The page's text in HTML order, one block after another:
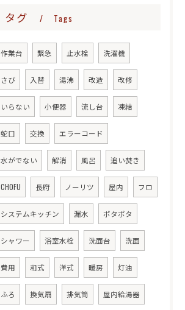
タグ Tags
作業台 緊急 止水栓 洗濯機
さび 入替 湯沸 改造 改修
いらない 小便器 流し台 凍結
蛇口 交換 エラーコード
水がでない 解消 風呂 追い焚き
CHOFU 長府 ノーリツ 屋内 フロ
システムキッチン 漏水 ポタポタ
シャワー 浴室水栓 洗面台 洗面
費用 和式 洋式 暖房 灯油
ふろ 換気扇 排気筒 屋内給湯器